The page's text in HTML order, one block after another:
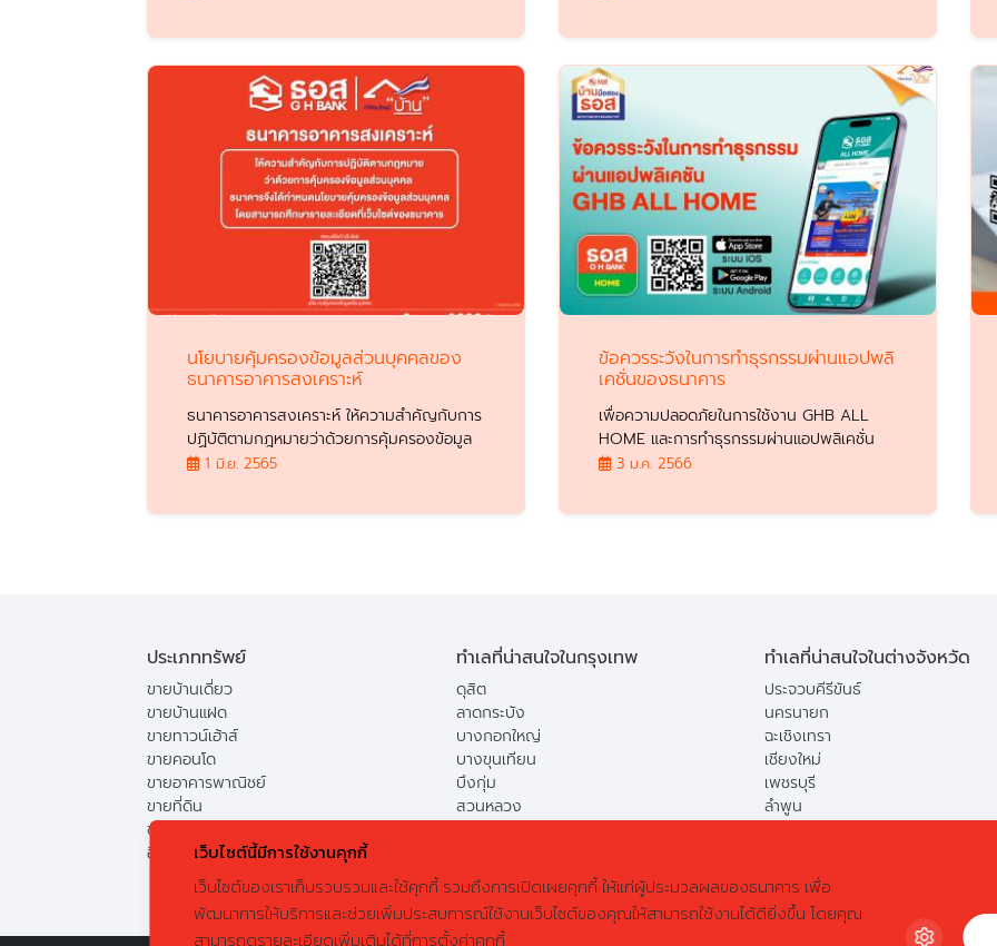
นโยบายคุ้มครองข้อมูลส่วนบุคคลของ
ธนาคารอาคารสงเคราะห์
ธนาคารอาคารสงเคราะห์ ให้ความสำคัญกับการ
ปฏิบัติตามกฎหมายว่าด้วยการคุ้มครองข้อมูล
ส่วนบุคคล ธนาคารจึงได้กำหนดนโยบาย
ละเอียดที่เว็บไซต์ของธนาคาร
1 มิ.ย. 2565
ข้อควรระวังในการทำธุรกรรมผ่านแอปพลิ
เคชั่นของธนาคาร
เพื่อความปลอดภัยในการใช้งาน GHB ALL
HOME และการทำธุรกรรมผ่านแอปพลิเคชั่น
3 ม.ค. 2566
ประเภททรัพย์
ขายบ้านเดี่ยว
ขายบ้านแฝด
ขายทาวน์เฮ้าส์
ขายคอนโด
ขายอาคารพาณิชย์
ขายที่ดิน
ขายแฟลต
อื่น
ทำเลที่น่าสนใจในกรุงเทพ
ดุสิต
ลาดกระบัง
บางกอกใหญ่
บางขุนเทียน
บึงกุ่ม
สวนหลวง
ทำเลที่น่าสนใจในต่างจังหวัด
ประจวบคีรีขันธ์
นครนายก
ฉะเชิงเทรา
เชียงใหม่
เพชรบุรี
ลำพูน
เว็บไซต์นี้มีการใช้งานคุกกี้
เว็บไซต์ของเราเก็บรวบรวมและใช้คุกกี้ รวมถึงการเปิดเผยคุกกี้ ให้แก่ผู้ประมวลผลของธนาคาร เพื่อ
พัฒนาการให้บริการและช่วยเพิ่มประสบการณ์ใช้งานเว็บไซต์ของคุณให้สามารถใช้งานได้ดียิ่งขึ้น โดยคุณ
สามารถดูรายละเอียดเพิ่มเติมได้ที่การตั้งค่าคุกกี้